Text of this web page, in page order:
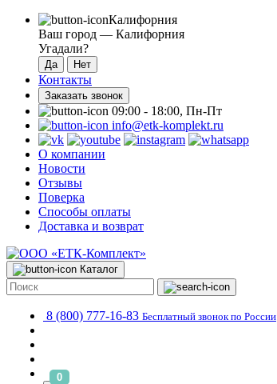
Калифорния
Ваш город — Калифорния
Угадали?
Контакты
Заказать звонок
09:00 - 18:00, Пн-Пт
info@etk-komplekt.ru
О компании
Новости
Отзывы
Поверка
Способы оплаты
Доставка и возврат
Каталог
8 (800) 777-16-83 Бесплатный звонок по России
0